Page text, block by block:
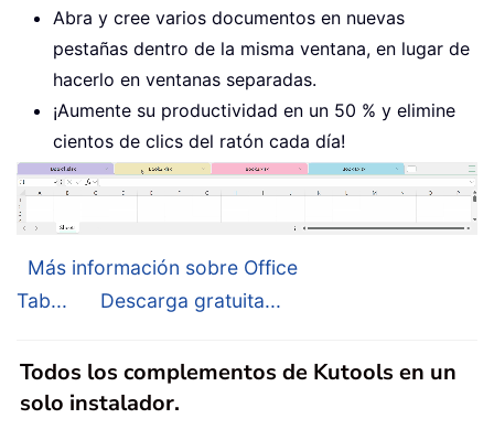
Abra y cree varios documentos en nuevas
pestañas dentro de la misma ventana, en lugar de
hacerlo en ventanas separadas.
¡Aumente su productividad en un 50 % y elimine
cientos de clics del ratón cada día!
Más información sobre Office
Tab...
Descarga gratuita...
Todos los complementos de Kutools en un
solo instalador.